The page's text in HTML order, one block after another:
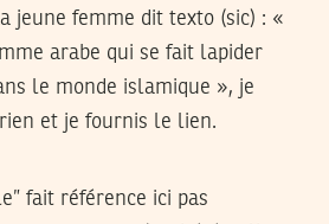
jeune femme dit texto (sic) : «
arabe qui se fait lapider
le monde islamique », je
rien et je fournis le lien.
fait référence ici pas